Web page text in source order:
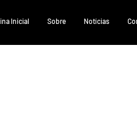
Inicial Sobre Notícias